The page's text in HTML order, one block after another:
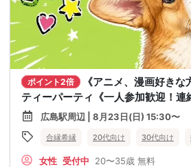
ポイント2倍
《アニメ、漫画好き
ティーパーティ《一人参加歓迎！連
広島駅周辺 | 8月23日(日) 15:30〜
合縁希縁 20代向け 30代向け
女性 受付中 20〜35歳 無料